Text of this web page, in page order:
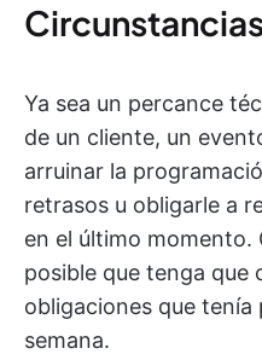
Ya sea un percance
de un cliente, un
arruinar la
retrasos u obligarle a
en el último momento.
posible que tenga que
obligaciones que tenía
semana.